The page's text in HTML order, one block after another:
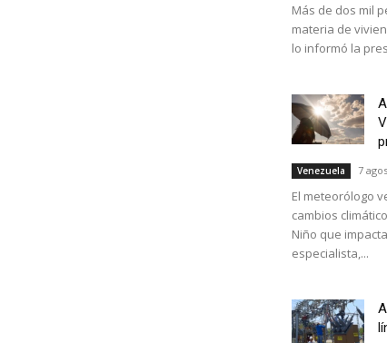
Más de dos mil
materia de
lo informó la
Venezuela 7
El meteorólogo
cambios
Niño que
especialista,...